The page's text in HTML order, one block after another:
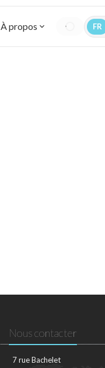
À propos FR
Nous contacter
7 rue Bachelet